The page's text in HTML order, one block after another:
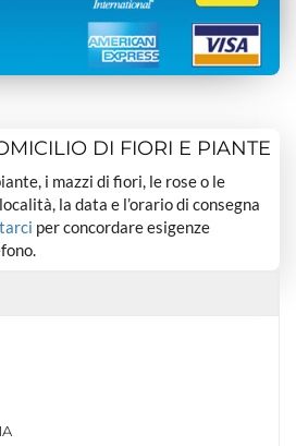
DI FIORI E PIANTE
i mazzi di fiori, le rose o le
la data e l’orario di consegna
per concordare esigenze